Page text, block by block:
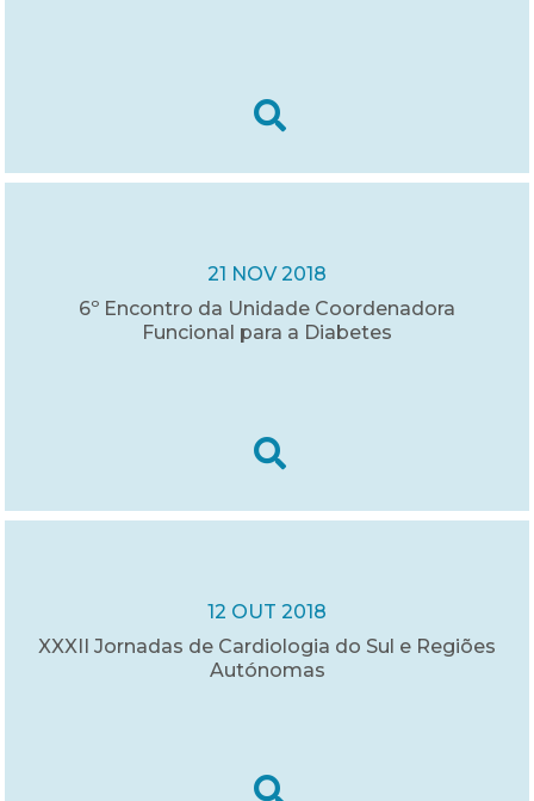
21 NOV 2018
6º Encontro da Unidade Coordenadora
Funcional para a Diabetes
12 OUT 2018
XXXII Jornadas de Cardiologia do Sul e Regiões
Autónomas